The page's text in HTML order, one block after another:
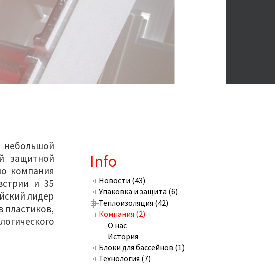
небольшой
защитной
компания
и 35
лидер
пластиков,
Info
Новости (43)
Упаковка и защита (6)
Теплоизоляция (42)
Компания (2)
О нас
История
Блоки для бассейнов (1)
Технология (7)